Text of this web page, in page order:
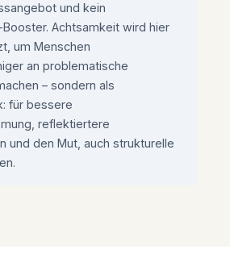
und kein
Achtsamkeit wird hier
um Menschen
an problematische
– sondern als
für bessere
reflektiertere
und den Mut, auch strukturelle